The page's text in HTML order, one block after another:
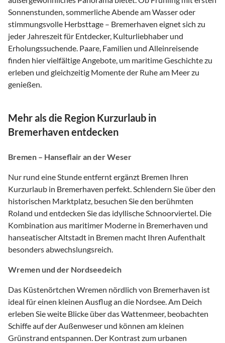
Sonnenstunden, sommerliche Abende am Wasser oder
stimmungsvolle Herbsttage – Bremerhaven eignet sich zu
jeder Jahreszeit für Entdecker, Kulturliebhaber und
Erholungssuchende. Paare, Familien und Alleinreisende
finden hier vielfältige Angebote, um maritime Geschichte zu
erleben und gleichzeitig Momente der Ruhe am Meer zu
genießen.
Mehr als die Region Kurzurlaub in
Bremerhaven entdecken
Bremen – Hanseflair an der Weser
Nur rund eine Stunde entfernt ergänzt Bremen Ihren
Kurzurlaub in Bremerhaven perfekt. Schlendern Sie über den
historischen Marktplatz, besuchen Sie den berühmten
Roland und entdecken Sie das idyllische Schnoorviertel. Die
Kombination aus maritimer Moderne in Bremerhaven und
hanseatischer Altstadt in Bremen macht Ihren Aufenthalt
besonders abwechslungsreich.
Wremen und der Nordseedeich
Das Küstenörtchen Wremen nördlich von Bremerhaven ist
ideal für einen kleinen Ausflug an die Nordsee. Am Deich
erleben Sie weite Blicke über das Wattenmeer, beobachten
Schiffe auf der Außenweser und können am kleinen
Grünstrand entspannen. Der Kontrast zum urbanen